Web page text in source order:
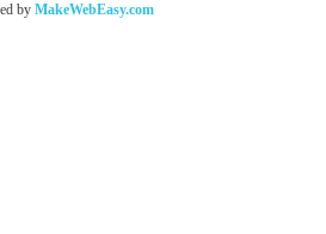
by MakeWebEasy.com